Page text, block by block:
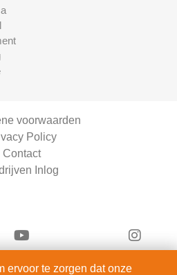
voorwaarden
Policy
Contact
Inlog
ervoor te zorgen dat onze